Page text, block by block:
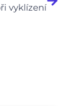
vyklízení